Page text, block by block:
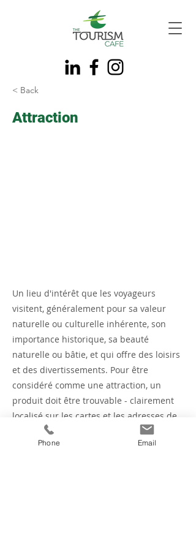
< Back
Attraction
Un lieu d'intérêt que les voyageurs
visitent, généralement pour sa valeur
naturelle ou culturelle inhérente, son
importance historique, sa beauté
naturelle ou bâtie, et qui offre des loisirs
et des divertissements. Pour être
considéré comme une attraction, un
produit doit être trouvable - clairement
localisé sur les cartes et les adresses de
rue et les directions fournies. Si les
touristes ne peuvent pas trouver
Phone Email